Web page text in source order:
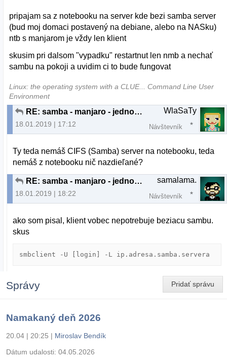
pripajam sa z notebooku na server kde bezi samba server
(bud moj domaci postavený na debiane, alebo na NASku)
ntb s manjarom je vždy len klient
skusim pri dalsom "vypadku" restartnut len nmb a nechať
sambu na pokoji a uvidim ci to bude fungovat
Linux: the operating system with a CLUE... Command Line User
Environment
RE: samba - manjaro - jednoducho sa deaktivuje
18.01.2019 | 17:12
WlaSaTy
Návštevník
Ty teda nemáš CIFS (Samba) server na notebooku, teda
nemáš z notebooku nič nazdieľané?
RE: samba - manjaro - jednoducho sa deaktivuje
18.01.2019 | 18:22
samalama.
Návštevník
ako som pisal, klient vobec nepotrebuje beziacu sambu.
skus
smbclient -U [login] -L ip.adresa.samba.servera
Pridať správu
Správy
Namakaný deň 2026
20.04 | 20:25 | Miroslav Bendík
Dátum udalosti: 04.05.2026